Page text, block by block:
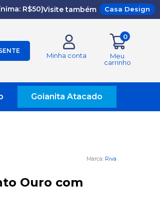
R$50)Visite também Casa Design
Minha conta
0
Meu
carrinho
Goianita Atacado
Riva
Ouro com